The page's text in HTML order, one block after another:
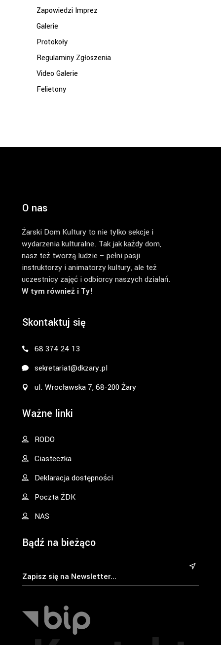
Zapowiedzi Imprez
Galerie
Protokoły
Regulaminy Zgłoszenia
Video Galerie
Felietony
O nas
Żarski Dom Kultury to nie tylko sekcje i
wydarzenia kulturalne. Tak jak każdy dom,
nasz też tworzą ludzie – pełni pasji
instruktorzy i animatorzy kultury, ale też
uczestnicy zajęć i odbiorcy naszych działań.
W tym również i Ty!
Skontaktuj się
68 374 24 13
sekretariat@dkzary.pl
ul. Wrocławska 7, 68-200 Żary
Ważne linki
RODO
Ciasteczka
Deklaracja dostępności
Poczta ŻDK
NAS
Bądź na bieżąco
&